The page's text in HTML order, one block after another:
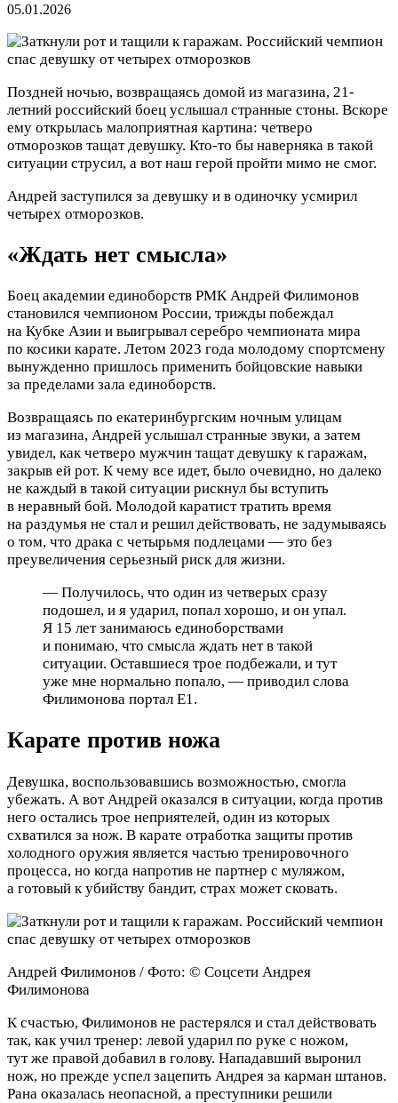
05.01.2026
Поздней ночью, возвращаясь домой из магазина, 21-
летний российский боец услышал странные стоны. Вскоре
ему открылась малоприятная картина: четверо
отморозков тащат девушку. Кто-то бы наверняка в такой
ситуации струсил, а вот наш герой пройти мимо не смог.
Андрей заступился за девушку и в одиночку усмирил
четырех отморозков.
«Ждать нет смысла»
Боец академии единоборств РМК Андрей Филимонов
становился чемпионом России, трижды побеждал
на Кубке Азии и выигрывал серебро чемпионата мира
по косики карате. Летом 2023 года молодому спортсмену
вынужденно пришлось применить бойцовские навыки
за пределами зала единоборств.
Возвращаясь по екатеринбургским ночным улицам
из магазина, Андрей услышал странные звуки, а затем
увидел, как четверо мужчин тащат девушку к гаражам,
закрыв ей рот. К чему все идет, было очевидно, но далеко
не каждый в такой ситуации рискнул бы вступить
в неравный бой. Молодой каратист тратить время
на раздумья не стал и решил действовать, не задумываясь
о том, что драка с четырьмя подлецами — это без
преувеличения серьезный риск для жизни.
— Получилось, что один из четверых сразу
подошел, и я ударил, попал хорошо, и он упал.
Я 15 лет занимаюсь единоборствами
и понимаю, что смысла ждать нет в такой
ситуации. Оставшиеся трое подбежали, и тут
уже мне нормально попало, — приводил слова
Филимонова портал E1.
Карате против ножа
Девушка, воспользовавшись возможностью, смогла
убежать. А вот Андрей оказался в ситуации, когда против
него остались трое неприятелей, один из которых
схватился за нож. В карате отработка защиты против
холодного оружия является частью тренировочного
процесса, но когда напротив не партнер с муляжом,
а готовый к убийству бандит, страх может сковать.
Андрей Филимонов / Фото: © Соцсети Андрея
Филимонова
К счастью, Филимонов не растерялся и стал действовать
так, как учил тренер: левой ударил по руке с ножом,
тут же правой добавил в голову. Нападавший выронил
нож, но прежде успел зацепить Андрея за карман штанов.
Рана оказалась неопасной, а преступники решили